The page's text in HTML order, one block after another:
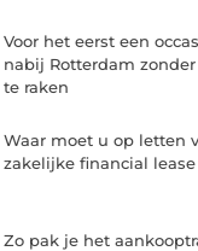
Voor het eerst een
nabij Rotterdam
te raken
Waar moet u op letten
zakelijke financial
Zo pak je het